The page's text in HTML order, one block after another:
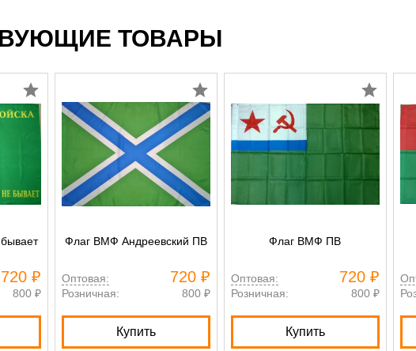
ТОВАРЫ
720 ₽
800 ₽
Флаг ВМФ Андреевский ПВ
Оптовая: 720 ₽
Розничная: 800 ₽
Купить
Флаг ВМФ ПВ
Оптовая: 720 ₽
Розничная: 800 ₽
Купить